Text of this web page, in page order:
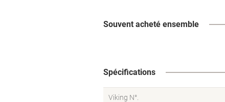
Souvent acheté ensemble
Spécifications
Viking N°.